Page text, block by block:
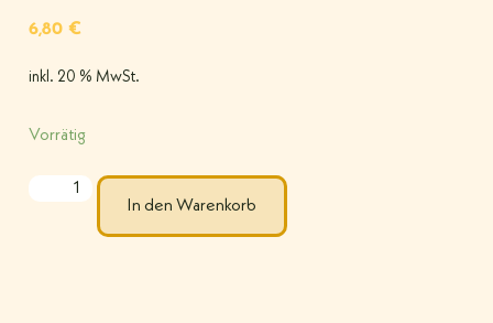
6,80 €
inkl. 20 % MwSt.
Vorrätig
In den Warenkorb